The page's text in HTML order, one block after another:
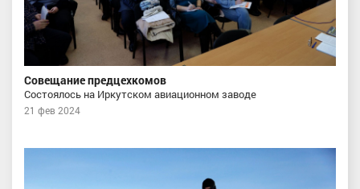
Совещание предцехкомов
Состоялось на Иркутском авиационном заводе
21 фев 2024